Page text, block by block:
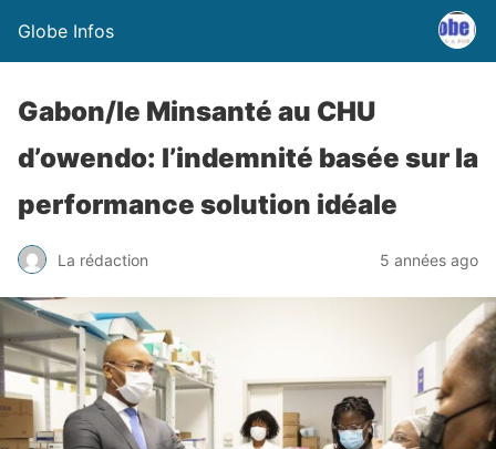
Globe Infos
Gabon/le Minsanté au CHU
d’owendo: l’indemnité basée sur la
performance solution idéale
La rédaction 5 années ago